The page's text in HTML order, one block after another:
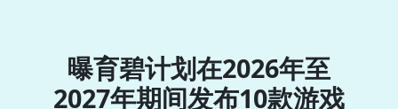
曝育碧计划在2026年至
2027年期间发布10款游戏